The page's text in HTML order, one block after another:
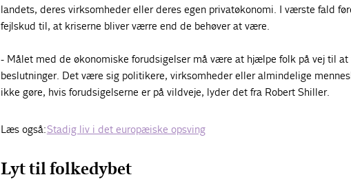
landets, deres virksomheder eller deres egen privatøkonomi. I værste fald
fejlskud til, at kriserne bliver værre end de behøver at være.
- Målet med de økonomiske forudsigelser må være at hjælpe folk på vej til
beslutninger. Det være sig politikere, virksomheder eller almindelige
ikke gøre, hvis forudsigelserne er på vildveje, lyder det fra Robert Shiller.
Læs også:Stadig liv i det europæiske opsving
Lyt til folkedybet